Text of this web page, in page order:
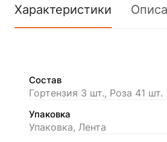
Характеристики
Состав
Гортензия 3 шт., Роза 41 шт.
Упаковка
Упаковка, Лента